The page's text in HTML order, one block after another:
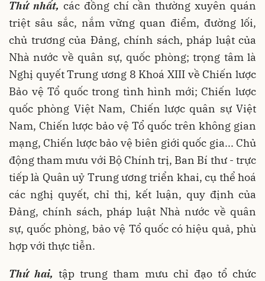
Thứ nhất, các đồng chí cần thường xuyên quán
triệt sâu sắc, nắm vững quan điểm, đường lối,
chủ trương của Đảng, chính sách, pháp luật của
Nhà nước về quân sự, quốc phòng; trọng tâm là
Nghị quyết Trung ương 8 Khoá XIII về Chiến lược
Bảo vệ Tổ quốc trong tình hình mới; Chiến lược
quốc phòng Việt Nam, Chiến lược quân sự Việt
Nam, Chiến lược bảo vệ Tổ quốc trên không gian
mạng, Chiến lược bảo vệ biên giới quốc gia... Chủ
động tham mưu với Bộ Chính trị, Ban Bí thư - trực
tiếp là Quân uỷ Trung ương triển khai, cụ thể hoá
các nghị quyết, chỉ thị, kết luận, quy định của
Đảng, chính sách, pháp luật Nhà nước về quân
sự, quốc phòng, bảo vệ Tổ quốc có hiệu quả, phù
hợp với thực tiễn.
Thứ hai,tập trung tham mưu chỉ đạo tổ chức